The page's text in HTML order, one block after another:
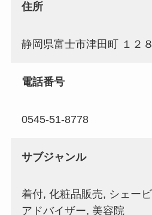
住所
静岡県富士市津田町 １２
電話番号
0545-51-8778
サブジャンル
着付, 化粧品販売, シェー
アドバイザー, 美容院